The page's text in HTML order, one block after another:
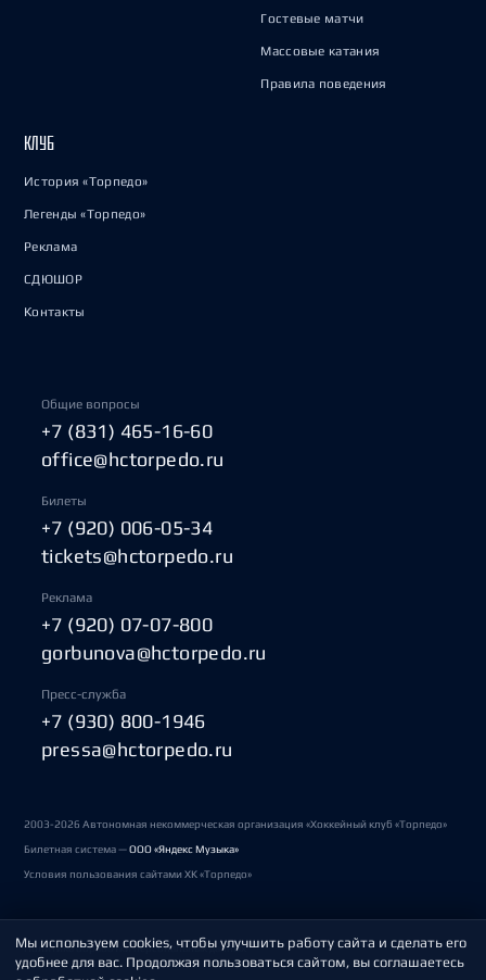
Гостевые матчи
Массовые катания
Правила поведения
КЛУБ
История «Торпедо»
Легенды «Торпедо»
Реклама
СДЮШОР
Контакты
Общие вопросы
+7 (831) 465-16-60
office@hctorpedo.ru
Билеты
+7 (920) 006-05-34
tickets@hctorpedo.ru
Реклама
+7 (920) 07-07-800
gorbunova@hctorpedo.ru
Пресс-служба
+7 (930) 800-1946
pressa@hctorpedo.ru
2003-2026 Автономная некоммерческая организация «Хоккейный клуб «Торпедо»
Билетная система —ООО «Яндекс Музыка»
Условия пользования сайтами ХК «Торпедо»
Политика обработки персональных данных
Мы используем cookies, чтобы улучшить работу сайта и сделать его
удобнее для вас. Продолжая пользоваться сайтом, вы соглашаетесь